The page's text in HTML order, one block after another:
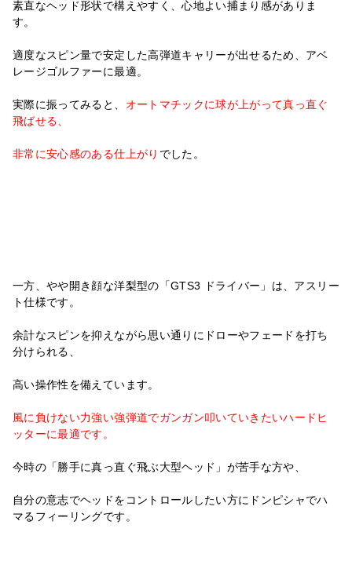
素直なヘッド形状で構えやすく、心地よい捕まり感がありま
す。
適度なスピン量で安定した高弾道キャリーが出せるため、 アベ
レージゴルファーに最適。
実際に振ってみると、 オートマチックに球が上がって真っ直ぐ
飛ばせる、
非常に安心感のある仕上がり でした。
一方、やや開き顔な洋梨型の「GTS3 ドライバー」は、アスリー
ト仕様です。
余計なスピンを抑えながら思い通りにドローやフェードを打ち
分け られる、
高い操作性を備えています。
風に負けない力強い強弾道でガンガン叩いていきたいハードヒ
ッタ ーに最適です。
今時の「勝手に真っ直ぐ飛ぶ大型ヘッド」が苦手な方や、
自分の意志でヘッドをコントロールしたい方にドンピシャでハ
マるフィーリングです。